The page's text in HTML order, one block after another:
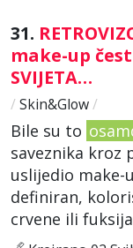
31.
make-up
SVIJETA…
/ Skin&Glow/
Bile su to
saveznika kroz
uslijedio make-
definiran,
crvene ili